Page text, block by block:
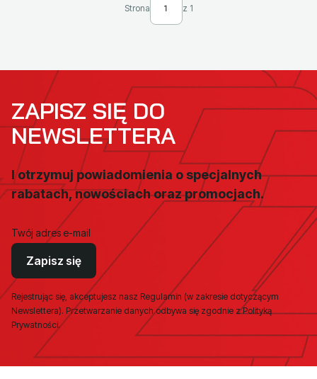
Strona z 1
ZAPISZ SIĘ DO
NEWSLETTERA
I otrzymuj powiadomienia o specjalnych
rabatach, nowościach oraz promocjach.
Twój adres e-mail
Zapisz się
Rejestrując się, akceptujesz nasz Regulamin (w zakresie dotyczącym
Newslettera). Przetwarzanie danych odbywa się zgodnie z Polityką
Prywatności.